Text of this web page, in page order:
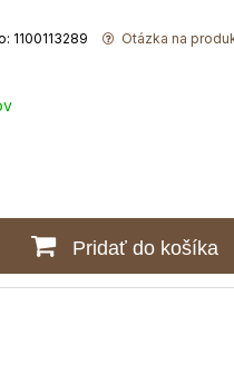
1100113289 Otázka na
Pridať do košíka